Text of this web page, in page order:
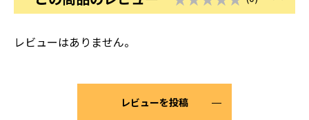
レビューはありません。
レビューを投稿